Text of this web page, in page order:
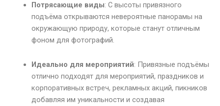
Потрясающие виды: С высоты привязного
подъёма открываются невероятные панорамы на
окружающую природу, которые станут отличным
фоном для фотографий.
Идеально для мероприятий: Привязные подъёмы
отлично подходят для мероприятий, праздников и
корпоративных встреч, рекламных акций, пикников
добавляя им уникальности и создавая